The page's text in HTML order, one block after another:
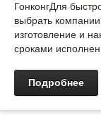
ГонконгДля
выбрать
изготовление и
сроками
Подробнее